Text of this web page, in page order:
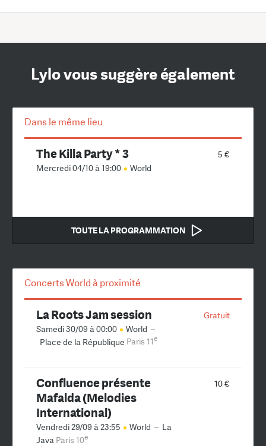
Lylo vous suggère également
Dans le même lieu
5 €
The Killa Party * 3
Mercredi 04/10 à 19:00 World
TOUTE LA PROGRAMMATION
Concerts World à proximité
Gratuit
La Roots Jam session
Samedi 30/09 à 00:00 World –
Place de la République Paris 11e
10 €
Confluence présente
Mafalda (Melodies
International)
Vendredi 29/09 à 23:55 World – La
Java Paris 10e